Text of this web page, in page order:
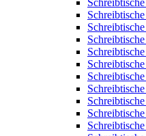
Schreibtische